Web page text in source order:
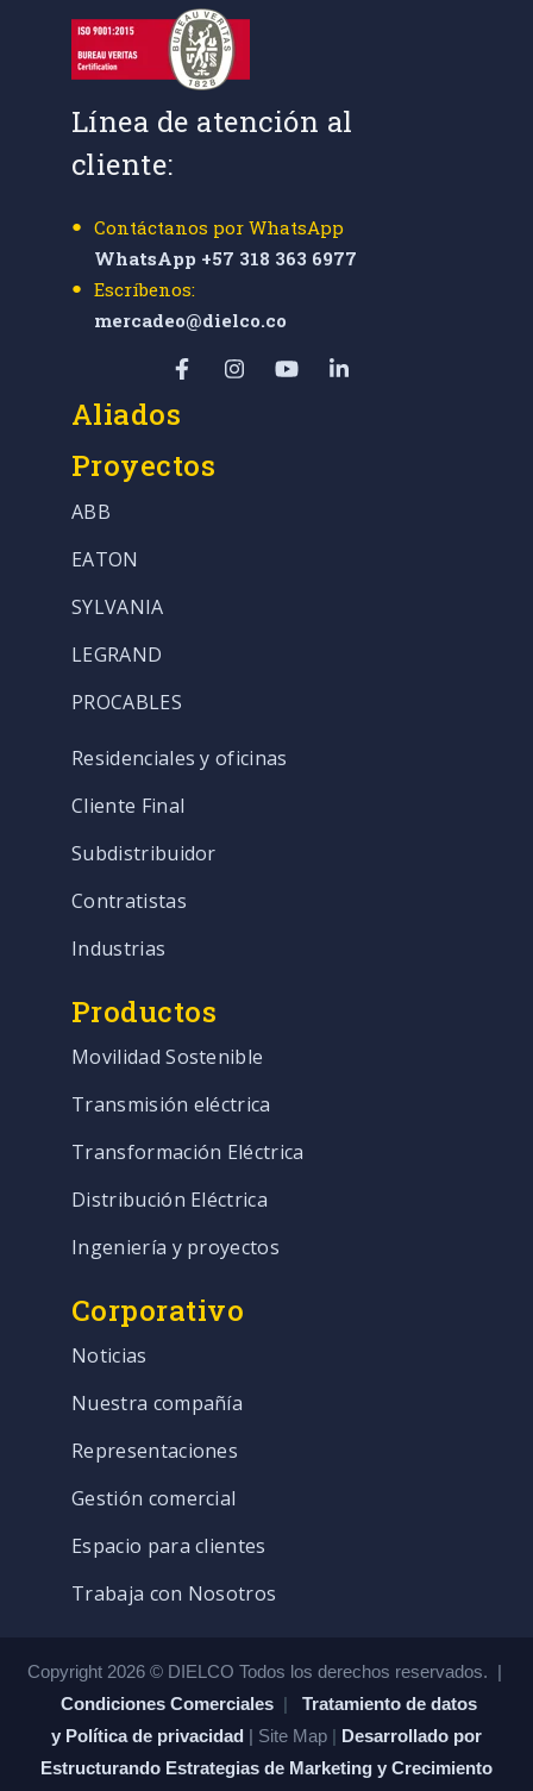
Línea de atención al
cliente:
Contáctanos por WhatsApp
WhatsApp +57 318 363 6977
Escríbenos:
mercadeo@dielco.co
Aliados
Proyectos
ABB
EATON
SYLVANIA
LEGRAND
PROCABLES
Residenciales y oficinas
Cliente Final
Subdistribuidor
Contratistas
Industrias
Productos
Movilidad Sostenible
Transmisión eléctrica
Transformación Eléctrica
Distribución Eléctrica
Ingeniería y proyectos
Corporativo
Noticias
Nuestra compañía
Representaciones
Gestión comercial
Espacio para clientes
Trabaja con Nosotros
Copyright 2026 © DIELCO Todos los derechos reservados. |
Condiciones Comerciales
Tratamiento de datos
y Política de privacidad
| Site Map
Desarrollado por
Estructurando Estrategias de Marketing y Crecimiento